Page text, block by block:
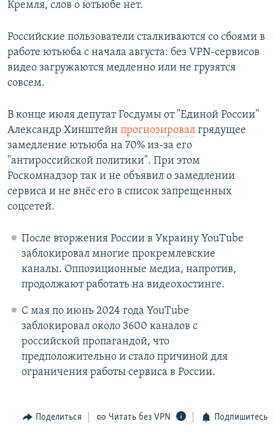
Кремля, слов о ютьюбе нет.
Российские пользователи сталкиваются со сбоями в
работе ютьюба с начала августа: без VPN-сервисов
видео загружаются медленно или не грузятся
совсем.
В конце июля депутат Госдумы от "Единой России"
Александр Хинштейн прогнозировал грядущее
замедление ютьюба на 70% из-за его
"антироссийской политики". При этом
Роскомнадзор так и не объявил о замедлении
сервиса и не внёс его в список запрещенных
соцсетей.
После вторжения России в Украину YouTube
заблокировал многие прокремлевские
каналы. Оппозиционные медиа, напротив,
продолжают работать на видеохостинге.
С мая по июнь 2024 года YouTube
заблокировал около 3600 каналов с
российской пропагандой, что
предположительно и стало причиной для
ограничения работы сервиса в России.
Поделиться Читать без VPN Подпишитесь